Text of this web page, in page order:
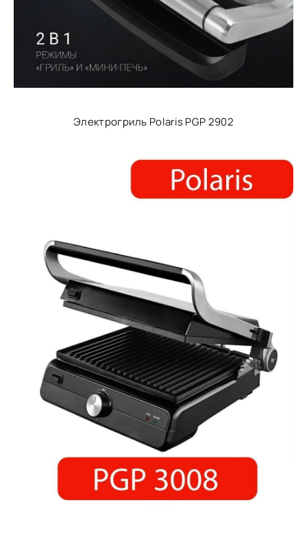
Электрогриль Polaris PGP 2902